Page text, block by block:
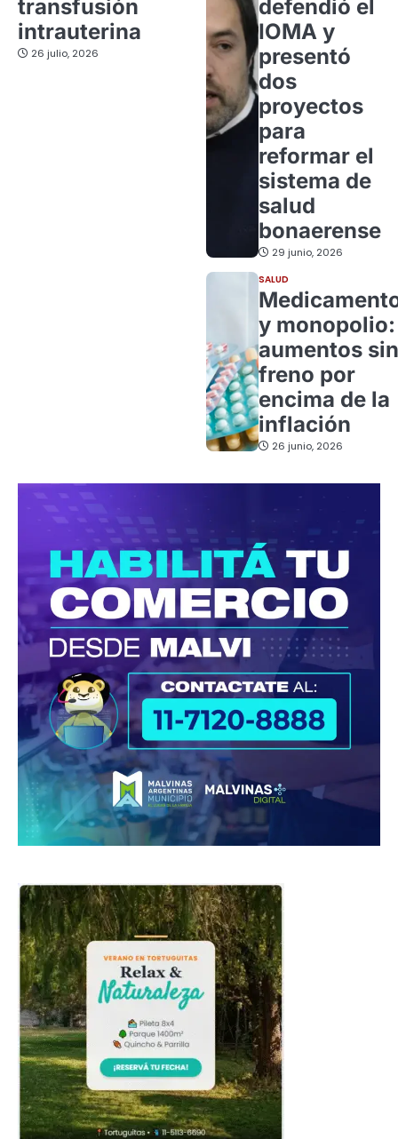
transfusión
intrauterina
26 julio, 2026
defendió el
IOMA y
presentó
dos
proyectos
para
reformar el
sistema de
salud
bonaerense
29 junio, 2026
SALUD
y monopolio:
aumentos sin
freno por
encima de la
inflación
26 junio, 2026